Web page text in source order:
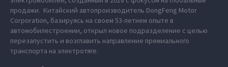
продажи. Китайский автопроизводитель DongFeng Motor
Corporation, базируясь на своем 53-летнем опыте в
автомобилестроении, открыл новое подразделение с целью
перезапустить и возглавить направление премиального
транспорта на электротяге.